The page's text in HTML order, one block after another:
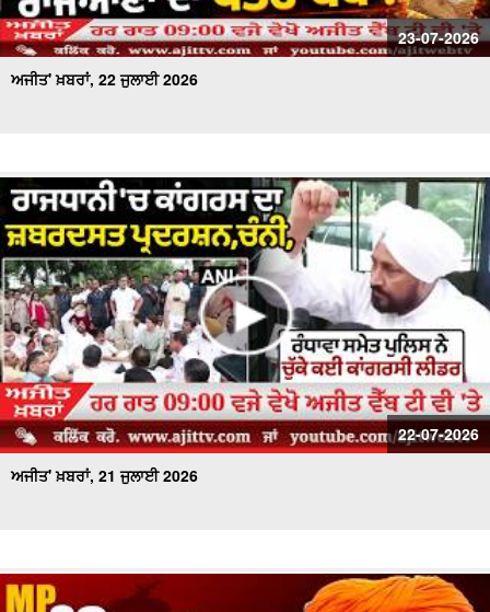
23-07-2026
ਅਜੀਤ' ਖ਼ਬਰਾਂ, 22 ਜੁਲਾਈ 2026
22-07-2026
ਅਜੀਤ' ਖ਼ਬਰਾਂ, 21 ਜੁਲਾਈ 2026